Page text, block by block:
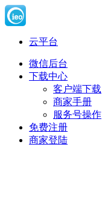
云平台
微信后台
下载中心
客户端下载
商家手册
服务号操作
免费注册
商家登陆